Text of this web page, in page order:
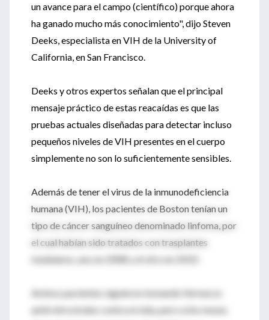
un avance para el campo (científico) porque ahora
ha ganado mucho más conocimiento", dijo Steven
Deeks, especialista en VIH de la University of
California, en San Francisco.
Deeks y otros expertos señalan que el principal
mensaje práctico de estas reacaídas es que las
pruebas actuales diseñadas para detectar incluso
pequeños niveles de VIH presentes en el cuerpo
simplemente no son lo suficientemente sensibles.
Además de tener el virus de la inmunodeficiencia
humana (VIH), los pacientes de Boston tenían un
tipo de cáncer sanguíneo denominado linfoma, por
el cual habían sido tratados con trasplantes
medulares, uno en 2008 y el otro en 2010.
Ambos pacientes siguieron tomando fármacos
antirretrovirales contra el sida, pero ocho meses